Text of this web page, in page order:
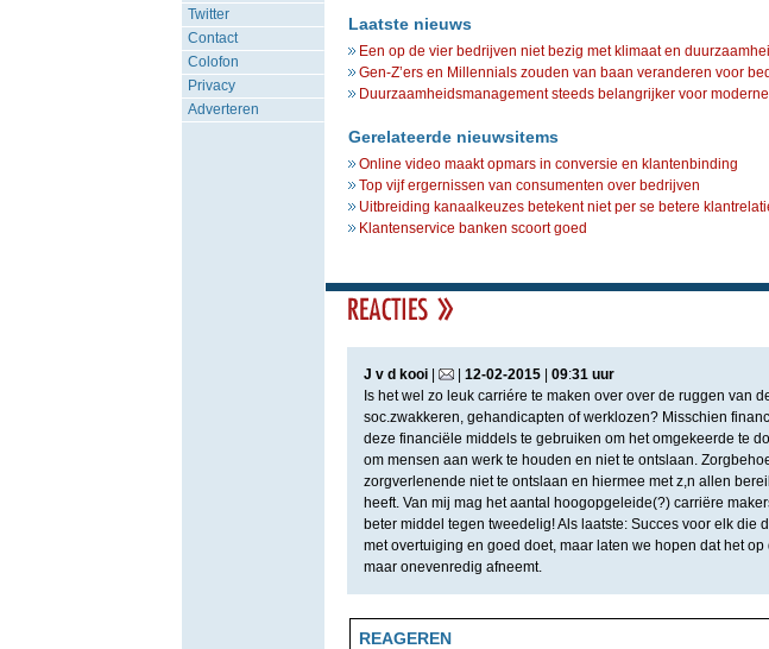
Twitter
Contact
Colofon
Privacy
Adverteren
Laatste nieuws
Een op de vier bedrijven niet bezig met klimaat en
Gen-Z’ers en Millennials zouden van baan veranderen voor
Duurzaamheidsmanagement steeds belangrijker voor
Gerelateerde nieuwsitems
Online video maakt opmars in conversie en klantenbinding
Top vijf ergernissen van consumenten over bedrijven
Uitbreiding kanaalkeuzes betekent niet per se betere
Klantenservice banken scoort goed
J v d kooi| | 12-02-2015| 09:31 uur
Is het wel zo leuk carriére te maken over over de ruggen van
soc.zwakkeren, gehandicapten of werklozen? Misschien
deze financiële middels te gebruiken om het omgekeerde te
om mensen aan werk te houden en niet te ontslaan.
zorgverlenende niet te ontslaan en hiermee met z,n allen
heeft. Van mij mag het aantal hoogopgeleide(?) carriëre
beter middel tegen tweedelig! Als laatste: Succes voor elk die
met overtuiging en goed doet, maar laten we hopen dat het
maar onevenredig afneemt.
REAGEREN